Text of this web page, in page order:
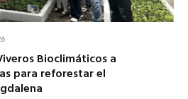
Bioclimáticos a
para reforestar el